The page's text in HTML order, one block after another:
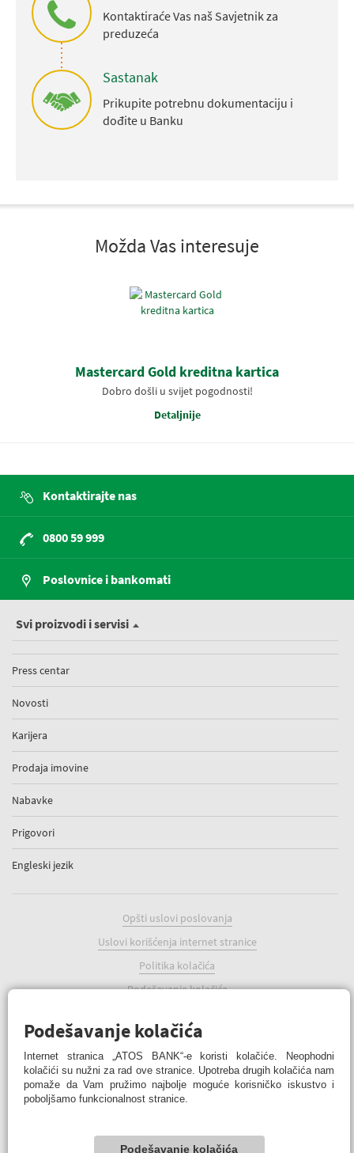
Kontaktiraće Vas naš Savjetnik za
preduzeća
Sastanak
Prikupite potrebnu dokumentaciju i
dođite u Banku
Možda Vas interesuje
Mastercard Gold kreditna kartica
Dobro došli u svijet pogodnosti!
Detaljnije
Kontaktirajte nas
0800 59 999
Poslovnice i bankomati
Svi proizvodi i servisi
Press centar
Novosti
Karijera
Prodaja imovine
Nabavke
Prigovori
Engleski jezik
Opšti uslovi poslovanja
Uslovi korišćenja internet stranice
Politika kolačića
Podešavanje kolačića
ATOS BANK Online
© 2022 ATOS BANK a.d. Banja Luka
Podešavanje kolačića
Internet stranica „ATOS BANK“-e koristi kolačiće. Neophodni
kolačići su nužni za rad ove stranice. Upotreba drugih kolačića nam
pomaže da Vam pružimo najbolje moguće korisničko iskustvo i
poboljšamo funkcionalnost stranice.
Podešavanje kolačića